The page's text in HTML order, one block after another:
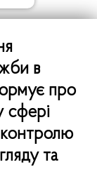
в
про
сфері
та